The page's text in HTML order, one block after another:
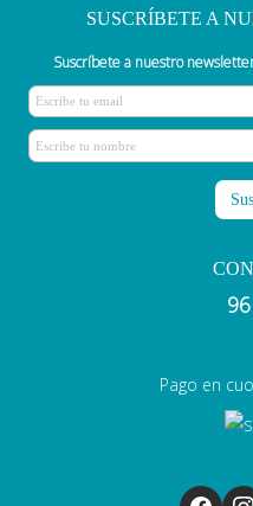
SUSCRÍBETE A
Suscríbete a nuestro
Pago en